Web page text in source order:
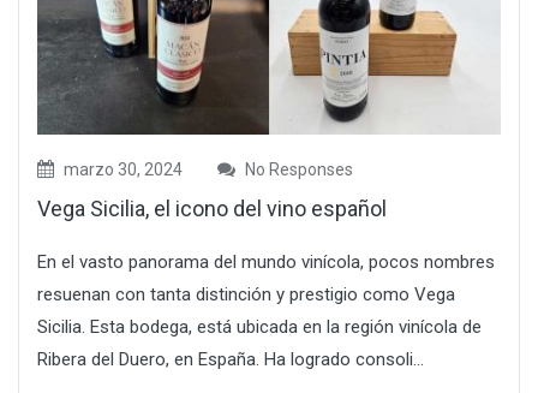
marzo 30, 2024 No Responses
Vega Sicilia, el icono del vino español
En el vasto panorama del mundo vinícola, pocos nombres
resuenan con tanta distinción y prestigio como Vega
Sicilia. Esta bodega, está ubicada en la región vinícola de
Ribera del Duero, en España. Ha logrado consoli...